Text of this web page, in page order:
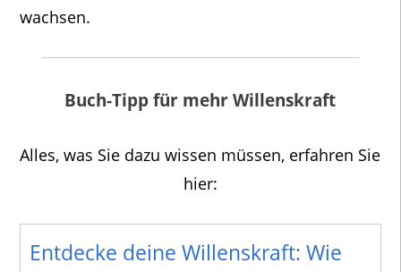
wachsen.
Buch-Tipp für mehr Willenskraft
Alles, was Sie dazu wissen müssen, erfahren Sie
hier:
Entdecke deine Willenskraft: Wie